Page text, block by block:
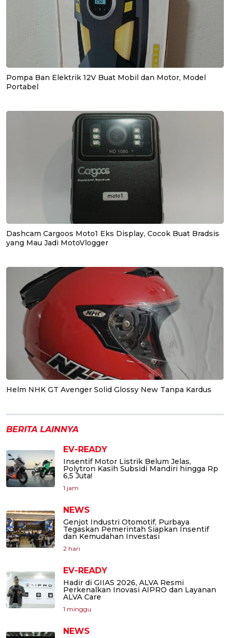
Pompa Ban Elektrik 12V Buat Mobil dan Motor, Model
Portabel
Dashcam Cargoos Moto1 Eks Display, Cocok Buat Bradsis
yang Mau Jadi MotoVlogger
Helm NHK GT Avenger Solid Glossy New Tanpa Kardus
BERITA LAINNYA
EV-READY
Insentif Motor Listrik Belum Jelas,
Polytron Kasih Subsidi Mandiri hingga Rp
6,5 Juta!
1 jam
NEWS
Genjot Industri Otomotif, Purbaya
Tegaskan Pemerintah Siapkan Insentif
dan Kemudahan Investasi
2 hari
EV-READY
Hadir di GIIAS 2026, ALVA Resmi
Perkenalkan Inovasi AIPRO dan Layanan
ALVA Care
1 minggu
NEWS